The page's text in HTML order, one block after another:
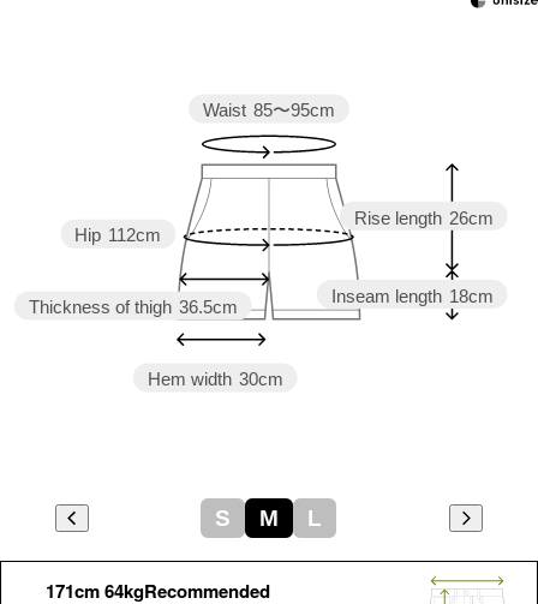
Rise length 26cm
Inseam length 18cm
Hem width 30cm
Thickness of thigh 36.5cm
Hip 112cm
Waist 85〜95cm
S M L
171cm 64kgRecommended